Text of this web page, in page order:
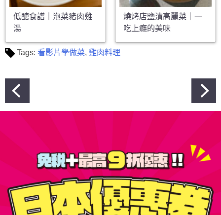
低醣食譜｜泡菜豬肉雞
湯
燒烤店鹽漬高麗菜｜一
吃上癮的美味
Tags: 看影片學做菜, 雞肉料理
文
章